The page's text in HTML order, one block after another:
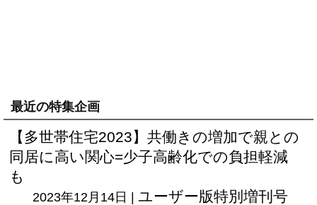
最近の特集企画
【多世帯住宅2023】共働きの増加で親との
同居に高い関心=少子高齢化での負担軽減
も
2023年12月14日 | ユーザー版特別増刊号